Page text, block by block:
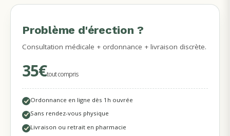
MÉDECINS DISPONIBLES
Problème d'érection ?
Consultation médicale + ordonnance + livraison discrète.
35€tout compris
Ordonnance en ligne dès 1h ouvrée
Sans rendez-vous physique
Livraison ou retrait en pharmacie